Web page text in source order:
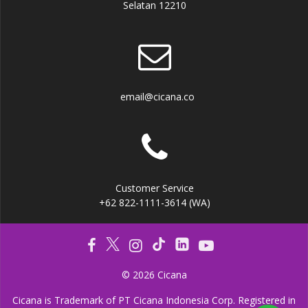
Selatan 12210
email@cicana.co
Customer Service
+62 822-1111-3614 (WA)
© 2026 Cicana
Cicana is Trademark of PT Cicana Indonesia Corp. Registered in